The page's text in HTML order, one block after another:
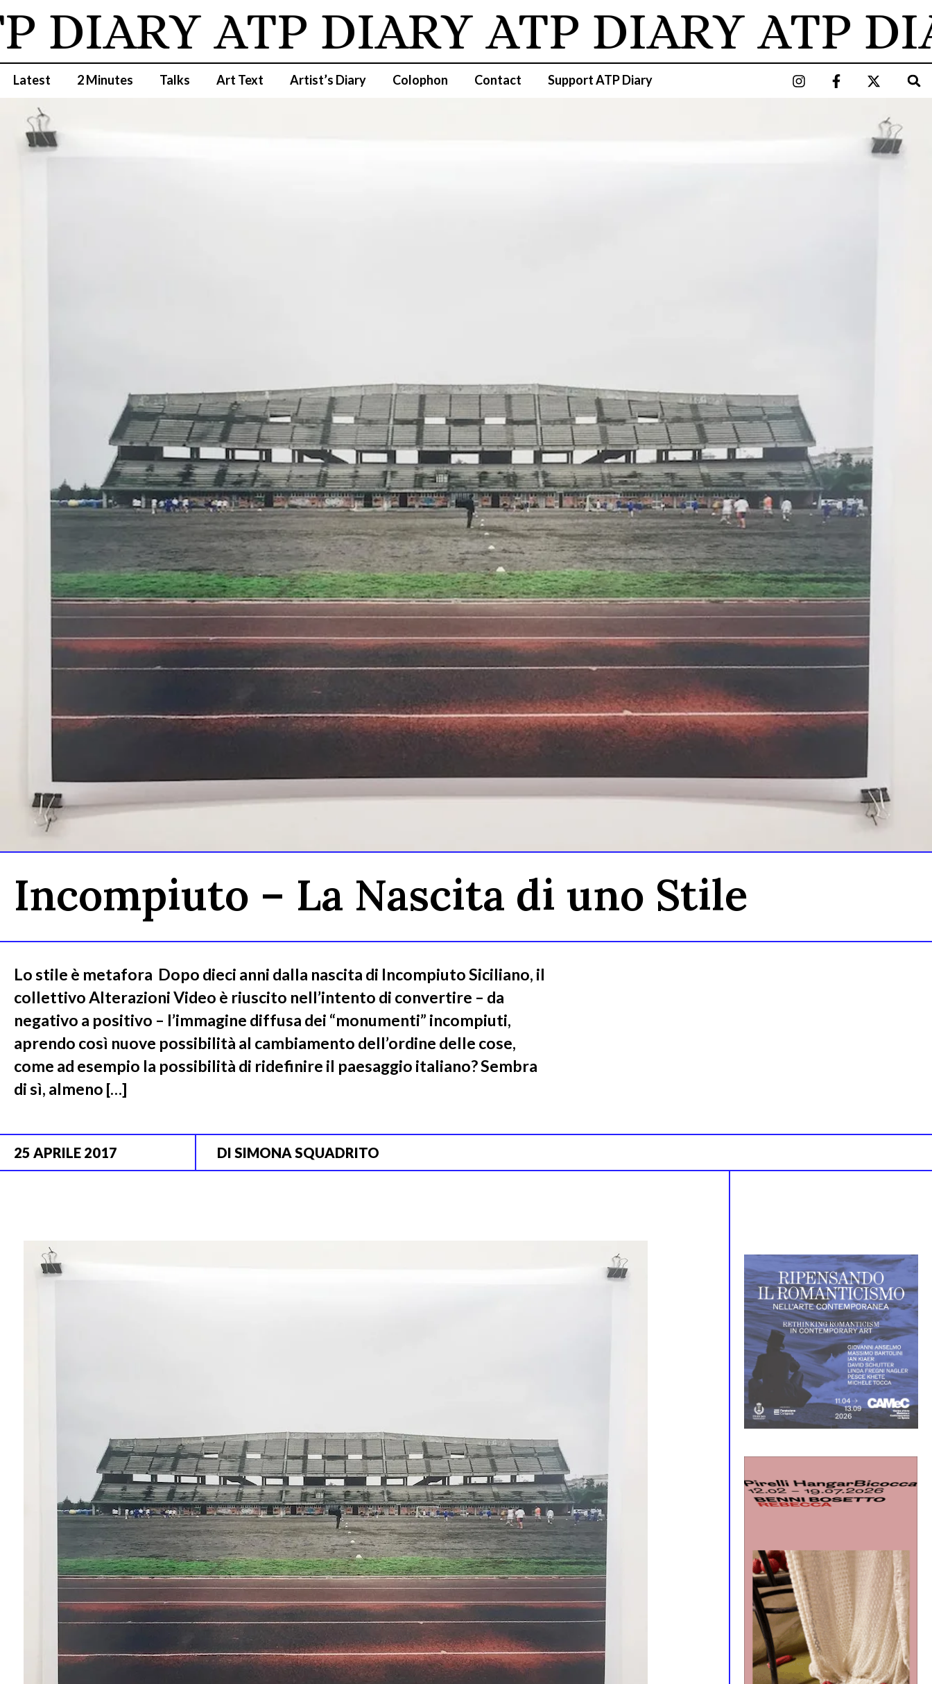
ATP DIARY ATP DIARY ATP
Latest 2 Minutes Talks Art Text Artist’s Diary Colophon Contact Support ATP Diary
Incompiuto – La Nascita di uno Stile
Lo stile è metafora Dopo dieci anni dalla nascita di Incompiuto Siciliano, il
collettivo Alterazioni Video è riuscito nell’intento di convertire – da
negativo a positivo – l’immagine diffusa dei “monumenti” incompiuti,
aprendo così nuove possibilità al cambiamento dell’ordine delle cose,
come ad esempio la possibilità di ridefinire il paesaggio italiano? Sembra
di sì, almeno […]
25 APRILE 2017 DI SIMONA SQUADRITO